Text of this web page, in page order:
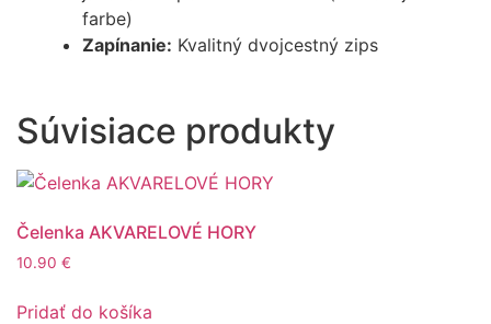
farbe)
Zapínanie: Kvalitný dvojcestný zips
Súvisiace produkty
Čelenka AKVARELOVÉ HORY
10.90 €
Pridať do košíka